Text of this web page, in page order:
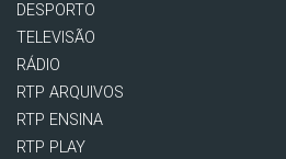
DESPORTO
TELEVISÃO
RÁDIO
RTP ARQUIVOS
RTP ENSINA
RTP PLAY